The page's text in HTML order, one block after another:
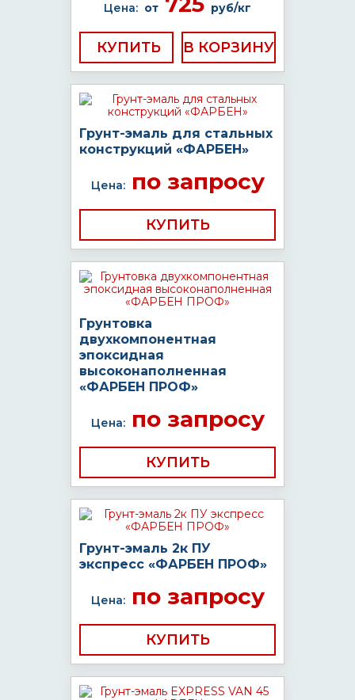
Цена: от руб/кг
КУПИТЬ
Грунт-эмаль для стальных
конструкций «ФАРБЕН»
Цена:по запросу
КУПИТЬ
Грунтовка
двухкомпонентная
эпоксидная
высоконаполненная
«ФАРБЕН ПРОФ»
Цена:по запросу
КУПИТЬ
Грунт-эмаль 2к ПУ
экспресс «ФАРБЕН ПРОФ»
Цена:по запросу
КУПИТЬ